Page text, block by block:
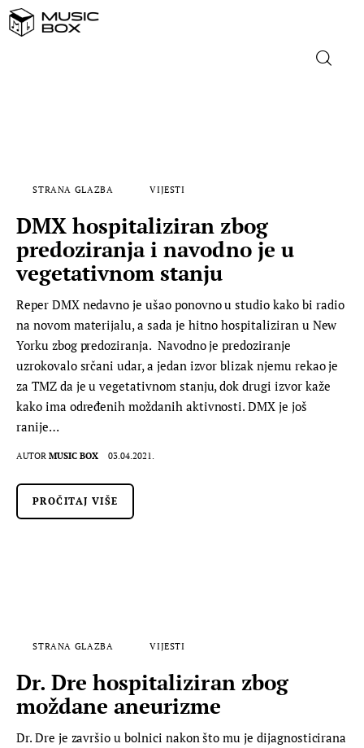
FILM
MUSIC BOX
STRANA GLAZBA VIJESTI
DMX hospitaliziran zbog
predoziranja i navodno je u
vegetativnom stanju
Reper DMX nedavno je ušao ponovno u studio kako bi radio
na novom materijalu, a sada je hitno hospitaliziran u New
Yorku zbog predoziranja. Navodno je predoziranje
uzrokovalo srčani udar, a jedan izvor blizak njemu rekao je
za TMZ da je u vegetativnom stanju, dok drugi izvor kaže
kako ima određenih moždanih aktivnosti. DMX je još
ranije…
AUTOR MUSIC BOX 03.04.2021.
PROČITAJ VIŠE
STRANA GLAZBA VIJESTI
Dr. Dre hospitaliziran zbog
moždane aneurizme
Dr. Dre je završio u bolnici nakon što mu je dijagnosticirana